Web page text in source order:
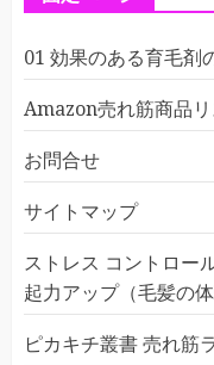
01 効果のある育毛剤
Amazon売れ筋商品
お問合せ
サイトマップ
ストレス コントロー
起力アップ（毛髪の体
ピカキチ叢書 売れ筋